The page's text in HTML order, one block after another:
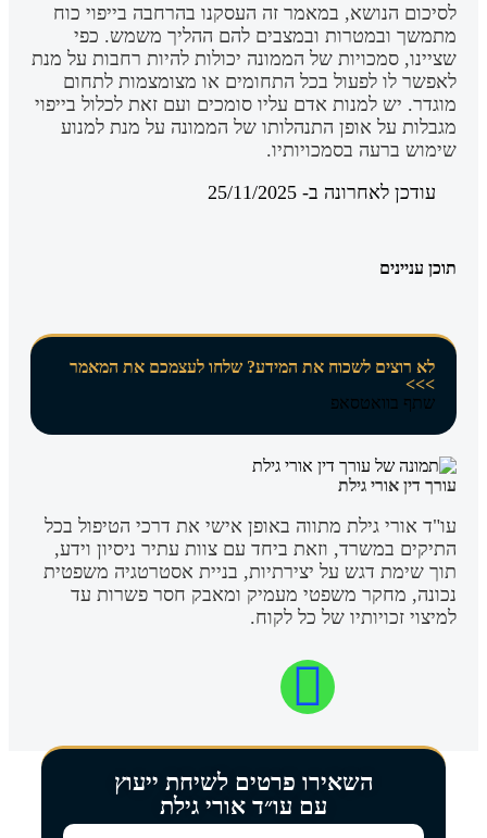
לסיכום הנושא, במאמר זה העסקנו בהרחבה בייפוי כוח
מתמשך ובמטרות ובמצבים להם ההליך משמש. כפי
שציינו, סמכויות של הממונה יכולות להיות רחבות על מנת
לאפשר לו לפעול בכל התחומים או מצומצמות לתחום
מוגדר. יש למנות אדם עליו סומכים ועם זאת לכלול בייפוי
מגבלות על אופן התנהלותו של הממונה על מנת למנוע
שימוש ברעה בסמכויותיו.
עודכן לאחרונה ב- 25/11/2025
תוכן עניינים
לא רוצים לשכוח את המידע? שלחו לעצמכם את המאמר
>>>
שתף בוואטסאפ
עורך דין אורי גילת
עו"ד אורי גילת מתווה באופן אישי את דרכי הטיפול בכל
התיקים במשרד, וזאת ביחד עם צוות עתיר ניסיון וידע,
תוך שימת דגש על יצירתיות, בניית אסטרטגיה משפטית
נכונה, מחקר משפטי מעמיק ומאבק חסר פשרות עד
למיצוי זכויותיו של כל לקוח.
השאירו פרטים לשיחת ייעוץ
עם עו״ד אורי גילת